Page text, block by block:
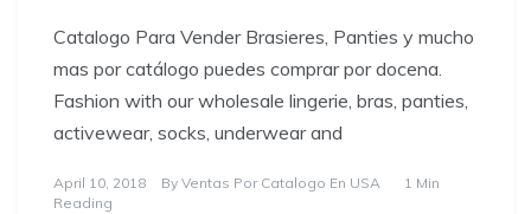
Catalogo Para Vender Brasieres, Panties y mucho
mas por catálogo puedes comprar por docena.
Fashion with our wholesale lingerie, bras, panties,
activewear, socks, underwear and
April 10, 2018 By Ventas Por Catalogo En USA
1 Min
Reading